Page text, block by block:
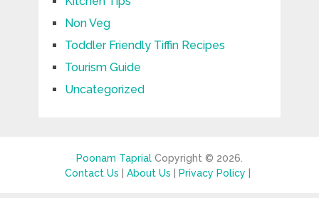
Non Veg
Toddler Friendly Tiffin Recipes
Tourism Guide
Uncategorized
Poonam TaprialCopyright © 2026.
Contact Us |About Us Privacy Policy